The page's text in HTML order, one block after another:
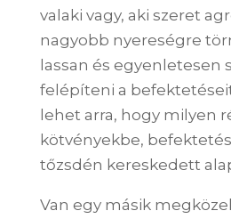
valaki vagy, aki szeret
nagyobb nyereségre
lassan és egyenletesen
felépíteni a
lehet arra, hogy milyen
kötvényekbe,
tőzsdén kereskedett
Van egy másik